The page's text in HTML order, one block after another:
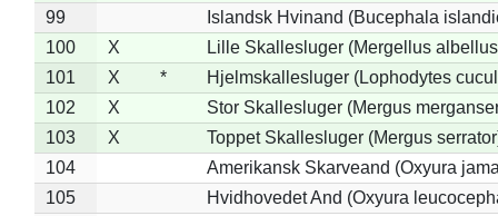
99
Islandsk Hvinand (Bucephala
100
X
Lille Skallesluger (Mergellus
101
X *
Hjelmskallesluger (Lophodytes
102
X
Stor Skallesluger (Mergus
103
X
Toppet Skallesluger (Mergus
104
Amerikansk Skarveand (Oxyura
105
Hvidhovedet And (Oxyura